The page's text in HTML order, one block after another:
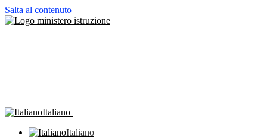
Salta al contenuto
Italiano
Italiano